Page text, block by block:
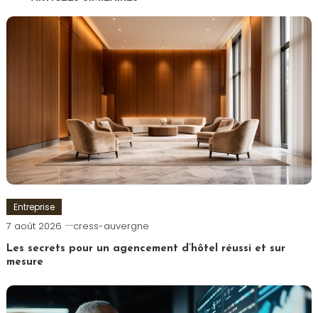
l’article
Entreprise
7 août 2026 cress-auvergne
Les secrets pour un agencement d’hôtel réussi et sur
mesure